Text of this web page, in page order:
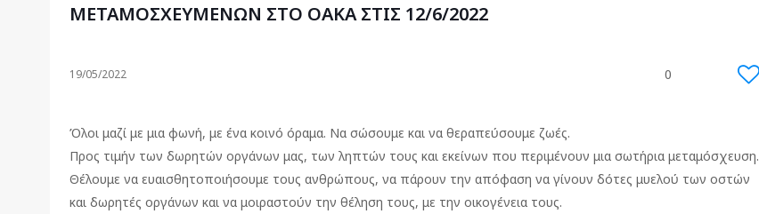
ΜΕΤΑΜΟΣΧΕΥΜΕΝΩΝ ΣΤΟ ΟΑΚΑ ΣΤΙΣ 12/6/2022
19/05/2022 0
Όλοι μαζί με μια φωνή, με ένα κοινό όραμα. Να σώσουμε και να θεραπεύσουμε ζωές.
Προς τιμήν των δωρητών οργάνων μας, των ληπτών τους και εκείνων που περιμένουν μια σωτήρια μεταμόσχευση.
Θέλουμε να ευαισθητοποιήσουμε τους ανθρώπους, να πάρουν την απόφαση να γίνουν δότες μυελού των οστών
και δωρητές οργάνων και να μοιραστούν την θέληση τους, με την οικογένεια τους.